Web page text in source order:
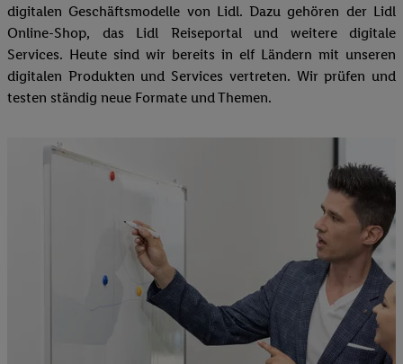
digitalen Geschäftsmodelle von Lidl. Dazu gehören der Lidl
Online-Shop, das Lidl Reiseportal und weitere digitale
Services. Heute sind wir bereits in elf Ländern mit unseren
digitalen Produkten und Services vertreten. Wir prüfen und
testen ständig neue Formate und Themen.